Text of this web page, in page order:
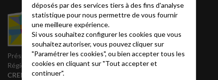
Président du Conseil
Régional
CREMER Jean Luc
Liens utiles
Notes bibliques et
prédications
Accès Acteurs
Partenaires
déposés par des services tiers à des fins d'analyse
statistique pour nous permettre de vous fournir
une meilleure expérience.
Si vous souhaitez configurer les cookies que vous
souhaitez autoriser, vous pouvez cliquer sur
"Paramétrer les cookies", ou bien accepter tous les
cookies en cliquant sur "Tout accepter et
continuer".